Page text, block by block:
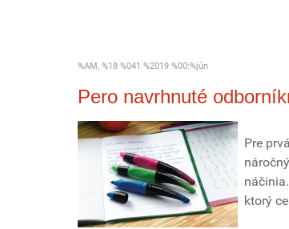
%AM, %18 %041 %2019 %00:%jún
Pero navrhnuté
Pre
ktorý